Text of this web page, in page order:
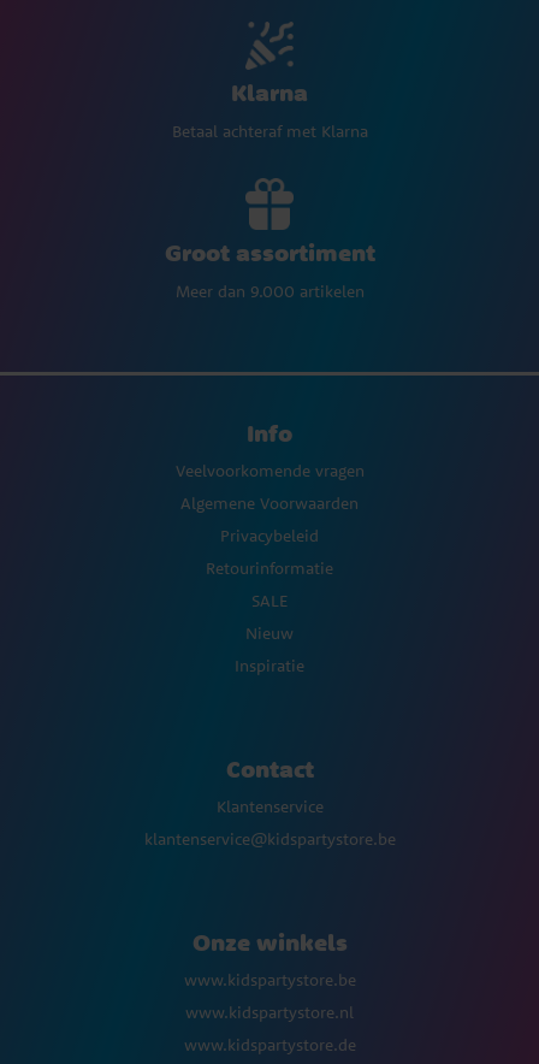
Klarna
Betaal achteraf met Klarna
Groot assortiment
Meer dan 9.000 artikelen
Info
Veelvoorkomende vragen
Algemene Voorwaarden
Privacybeleid
Retourinformatie
SALE
Nieuw
Inspiratie
Contact
Klantenservice
klantenservice@kidspartystore.be
Onze winkels
www.kidspartystore.be
www.kidspartystore.nl
www.kidspartystore.de